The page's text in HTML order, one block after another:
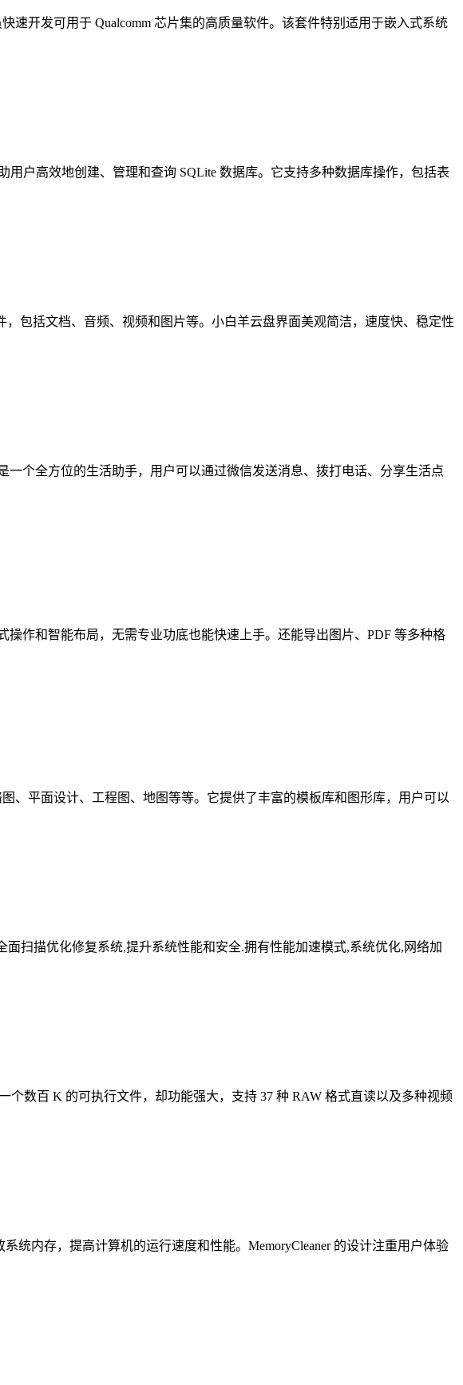
速开发可用于 Qualcomm 芯片集的高质量软件。该套件特别适用于嵌入式系统
户高效地创建、管理和查询 SQLite 数据库。它支持多种数据库操作，包括表
包括文档、音频、视频和图片等。小白羊云盘界面美观简洁，速度快、稳定性
个全方位的生活助手，用户可以通过微信发送消息、拨打电话、分享生活点
作和智能布局，无需专业功底也能快速上手。还能导出图片、PDF 等多种格
、平面设计、工程图、地图等等。它提供了丰富的模板库和图形库，用户可以
面扫描优化修复系统,提升系统性能和安全.拥有性能加速模式,系统优化,网络加
数百 K 的可执行文件，却功能强大，支持 37 种 RAW 格式直读以及多种视频
统内存，提高计算机的运行速度和性能。MemoryCleaner 的设计注重用户体验